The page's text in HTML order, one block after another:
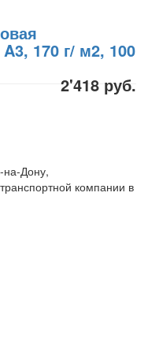
170 г/ м2, 100
2'418 руб.
на-Дону,
компании в